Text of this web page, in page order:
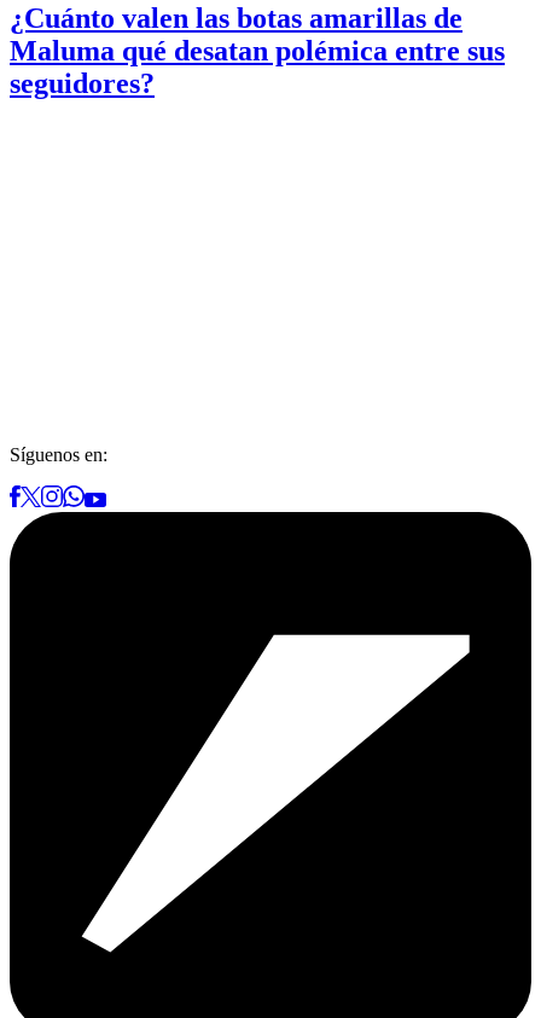
¿Cuánto valen las botas amarillas de
Maluma qué desatan polémica entre sus
seguidores?
Síguenos en: